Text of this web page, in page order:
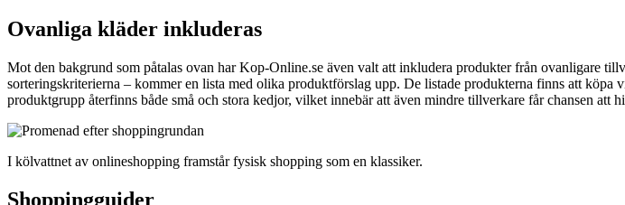
Ovanliga kläder inkluderas
Mot den bakgrund som påtalas ovan har Kop-Online.se även valt att inkludera produkter från ovanligare
sorteringskriterierna – kommer en lista med olika produktförslag upp. De listade produkterna finns att
produktgrupp återfinns både små och stora kedjor, vilket innebär att även mindre tillverkare får chansen att
I kölvattnet av onlineshopping framstår fysisk shopping som en klassiker.
Shoppingguider